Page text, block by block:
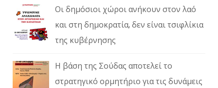
Οι δημόσιοι χώροι ανήκουν στον λαό
και στη δημοκρατία, δεν είναι τσιφλίκια
της κυβέρνησης
Η βάση της Σούδας αποτελεί το
στρατηγικό ορμητήριο για τις δυνάμεις